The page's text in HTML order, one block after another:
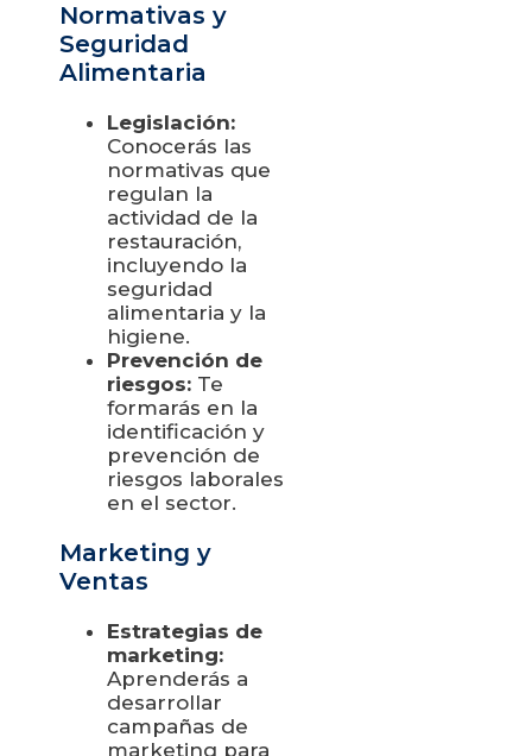
Normativas y
Seguridad
Alimentaria
Legislación:
Conocerás las
normativas que
regulan la
actividad de la
restauración,
incluyendo la
seguridad
alimentaria y la
higiene.
Prevención de
riesgos: Te
formarás en la
identificación y
prevención de
riesgos laborales
en el sector.
Marketing y
Ventas
Estrategias de
marketing:
Aprenderás a
desarrollar
campañas de
marketing para